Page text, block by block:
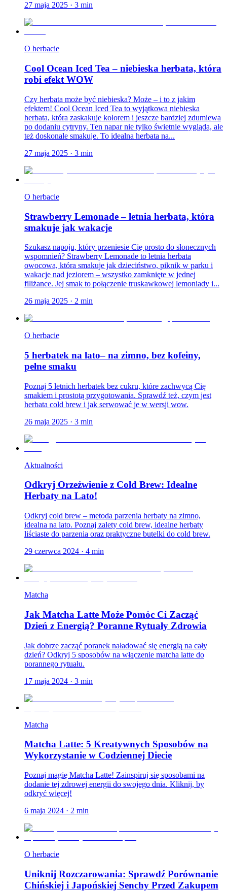
27 maja 2025 · 3 min
O herbacie
Cool Ocean Iced Tea – niebieska herbata, która
robi efekt WOW
Czy herbata może być niebieska? Może – i to z jakim
efektem! Cool Ocean Iced Tea to wyjątkowa niebieska
herbata, która zaskakuje kolorem i jeszcze bardziej zdumiewa
po dodaniu cytryny. Ten napar nie tylko świetnie wygląda, ale
też doskonale smakuje. To idealna herbata na...
27 maja 2025 · 3 min
O herbacie
Strawberry Lemonade – letnia herbata, która
smakuje jak wakacje
Szukasz napoju, który przeniesie Cię prosto do słonecznych
wspomnień? Strawberry Lemonade to letnia herbata
owocowa, która smakuje jak dzieciństwo, piknik w parku i
wakacje nad jeziorem – wszystko zamknięte w jednej
filiżance. Jej smak to połączenie truskawkowej lemoniady i...
26 maja 2025 · 2 min
O herbacie
5 herbatek na lato– na zimno, bez kofeiny,
pełne smaku
Poznaj 5 letnich herbatek bez cukru, które zachwycą Cię
smakiem i prostotą przygotowania. Sprawdź też, czym jest
herbata cold brew i jak serwować je w wersji wow.
26 maja 2025 · 3 min
Aktualności
Odkryj Orzeźwienie z Cold Brew: Idealne
Herbaty na Lato!
Odkryj cold brew – metoda parzenia herbaty na zimno,
idealna na lato. Poznaj zalety cold brew, idealne herbaty
liściaste do parzenia oraz praktyczne butelki do cold brew.
29 czerwca 2024 · 4 min
Matcha
Jak Matcha Latte Może Pomóc Ci Zacząć
Dzień z Energią? Poranne Rytuały Zdrowia
Jak dobrze zacząć poranek naładować się energią na cały
dzień? Odkryj 5 sposobów na włączenie matcha latte do
porannego rytuału.
17 maja 2024 · 3 min
Matcha
Matcha Latte: 5 Kreatywnych Sposobów na
Wykorzystanie w Codziennej Diecie
Poznaj magię Matcha Latte! Zainspiruj się sposobami na
dodanie tej zdrowej energii do swojego dnia. Kliknij, by
odkryć więcej!
6 maja 2024 · 2 min
O herbacie
Uniknij Rozczarowania: Sprawdź Porównanie
Chińskiej i Japońskiej Senchy Przed Zakupem